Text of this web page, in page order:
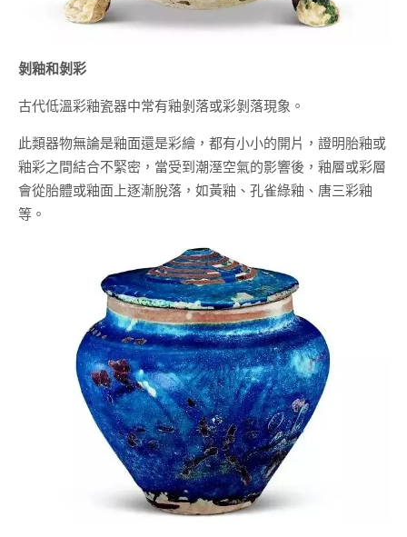
剝釉和剝彩
古代低溫彩釉瓷器中常有釉剝落或彩剝落現象。
此類器物無論是釉面還是彩繪，都有小小的開片，證明胎釉或
釉彩之間結合不緊密，當受到潮溼空氣的影響後，釉層或彩層
會從胎體或釉面上逐漸脫落，如黃釉、孔雀綠釉、唐三彩釉
等。